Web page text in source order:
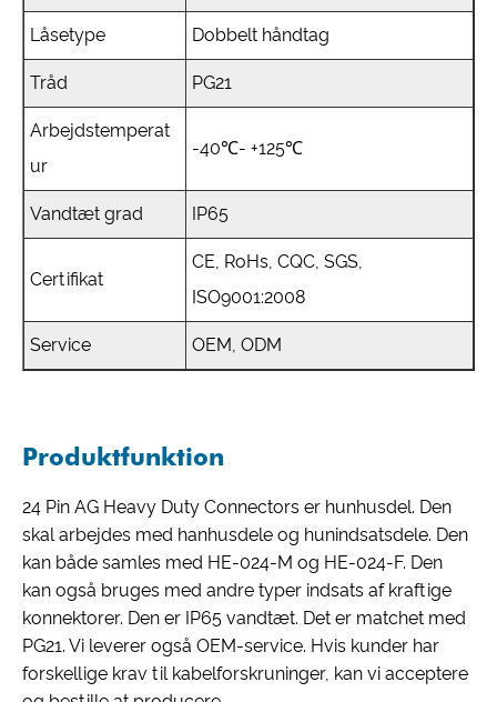
Låsetype Dobbelt håndtag
Tråd PG21
Arbejdstemperat
ur
-40℃- +125℃
Vandtæt grad IP65
Certifikat
CE, RoHs, CQC, SGS,
ISO9001:2008
Service OEM, ODM
Produktfunktion
24 Pin AG Heavy Duty Connectors er hunhusdel. Den
skal arbejdes med hanhusdele og hunindsatsdele. Den
kan både samles med HE-024-M og HE-024-F. Den
kan også bruges med andre typer indsats af kraftige
konnektorer. Den er IP65 vandtæt. Det er matchet med
PG21. Vi leverer også OEM-service. Hvis kunder har
forskellige krav til kabelforskruninger, kan vi acceptere